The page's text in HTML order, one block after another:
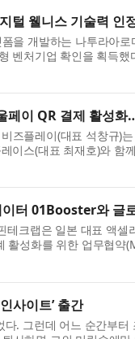
털 웰니스 기술력
을 개발하는 나투라아
벤처기업 확인을 획득
성 및 기술 혁...
페이 QR 결제 활성
즈플레이(대표 석창규)
이스(대표 최재호)와 함
업무협약(MOU...
터 01Booster와 글
테크랩은 일본 대표 액
활성화를 위한 업무협약
시장 진출을 ...
사이트’ 출간
. 그런데 어느 순간부